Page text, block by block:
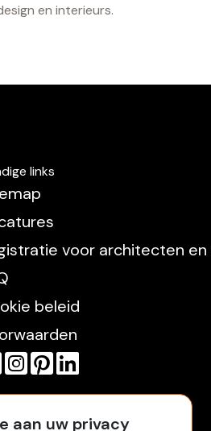
en interieurs.
links
voor architecten
beleid
aan uw privacy